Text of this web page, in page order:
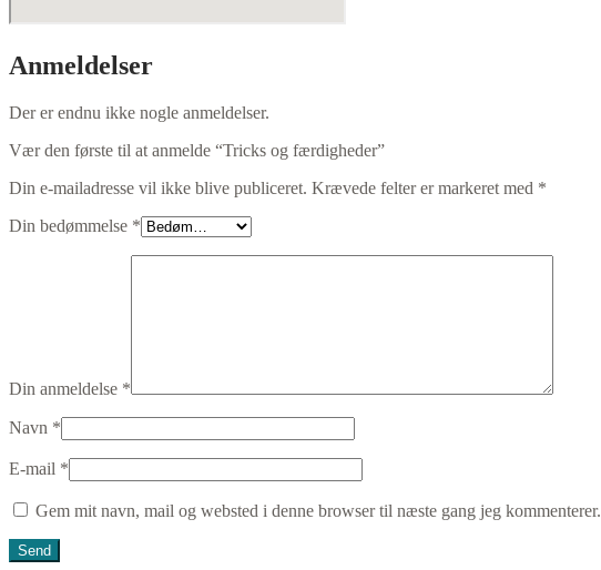
Anmeldelser
Der er endnu ikke nogle anmeldelser.
Vær den første til at anmelde “Tricks og færdigheder”
Din e-mailadresse vil ikke blive publiceret. Krævede felter er markeret med *
Din bedømmelse *
Din anmeldelse *
Navn *
E-mail *
Gem mit navn, mail og websted i denne browser til næste gang jeg kommenterer.